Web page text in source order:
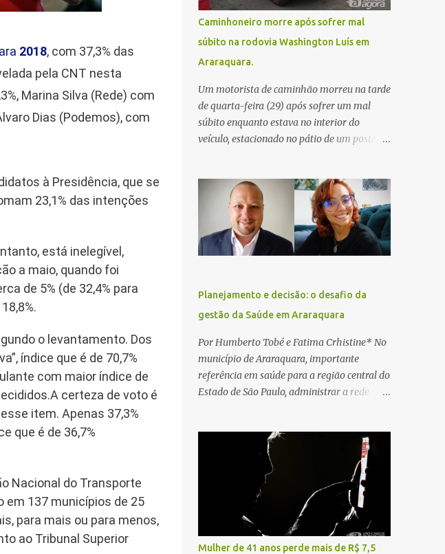
2018, com 37,3% das
pela CNT nesta
Marina Silva (Rede) com
Dias (Podemos), com
à Presidência, que se
23,1% das intenções
está inelegível,
a maio, quando foi
de 5% (de 32,4% para
o levantamento. Dos
índice que é de 70,7%
com maior índice de
certeza de voto é
item. Apenas 37,3%
que é de 36,7%
Nacional do Transporte
em 137 municípios de 25
para mais ou para menos,
ao Tribunal Superior
Caminhoneiro morre após sofrer mal
súbito na rodovia Washington Luís em
Araraquara.
Um motorista de caminhão morreu na tarde
de quarta-feira (29) após sofrer um mal
súbito enquanto estava no interior do
veículo, estacionado no pátio de um posto de
Araraquara. De acordo com informações da
Artesp, a concessionária foi acionada por
meio do telefone 0800 após relatos de que
havia um condutor inconsciente dentro de
um caminhão. Equipes de resgate foram
encontraram a vítima em parada
cardiorrespiratória. Os socorristas iniciaram
imediatamente as manobras de reanimação
cardiopulmonar (RCP), porém, apesar de
todos os esforços, o motorista não
respondeu aos procedimentos. Às 17h03,
médicos da Unidade de Suporte Avançado
Planejamento e decisão: o desafio da
gestão da Saúde em Araraquara
Por Humberto Tobé e Fatima Crhistine* No
município de Araraquara, importante
referência em saúde para a região central do
Estado de São Paulo, administrar a rede
A cidade concentra hospitais, unidades
especializadas e serviços de média e alta
complexidade que atendem pacientes não
apenas do município, mas também de
diversas cidades do entorno, ampliando
significativamente a responsabilidade da
gestão sobre o Sistema Único de Saúde
Mulher de 41 anos perde mais de R$ 7,5